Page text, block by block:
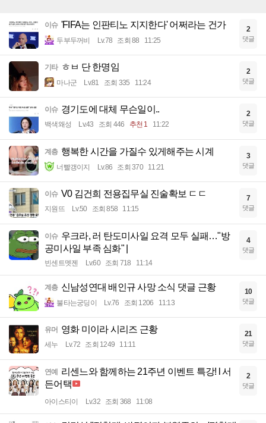
이슈 'FIFA는 인판티노 지지한다' 어쩌라는 건가
두부두꺼비 Lv.78 조회 88 11:25
2
댓글
기타 ㅎㅂ 단 한명임
마나군 Lv.81 조회 335 11:24
2
댓글
이슈 경기도에 대체 무슨일이..
백색왜성 Lv.43 조회 446 추천 1 11:22
2
댓글
계층 행복한 시간을 가질수 있게해주는 시계
너빨갱이지 Lv.86 조회 370 11:21
3
댓글
이슈 V0 김건희 전용집무실 진술확보 ㄷㄷ
지원뜨 Lv.50 조회 858 11:15
7
댓글
이슈 우크라, 러 탄도미사일 요격 모두 실패…"방
공미사일 부족 심화" |
빈센트멧젠 Lv.60 조회 718 11:14
4
댓글
계층 신남성연대 배인규 사망 소식 댓글 근황
불타는궁딩이 Lv.76 조회 1206 11:13
10
댓글
유머 영화 미이라 시리즈 근황
세누 Lv.72 조회 1249 11:11
21
댓글
연예 리센느와 함께하는 21주년 이벤트 특강! l 서
든어택
아이스티이 Lv.32 조회 368 11:08
2
댓글